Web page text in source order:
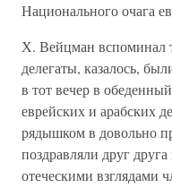
Национального очага
Х. Вейцман вспоминал
делегаты, казалось,
в тот вечер в
еврейских и арабских
рядышком в довольно
поздравляли друг
отеческими взглядами